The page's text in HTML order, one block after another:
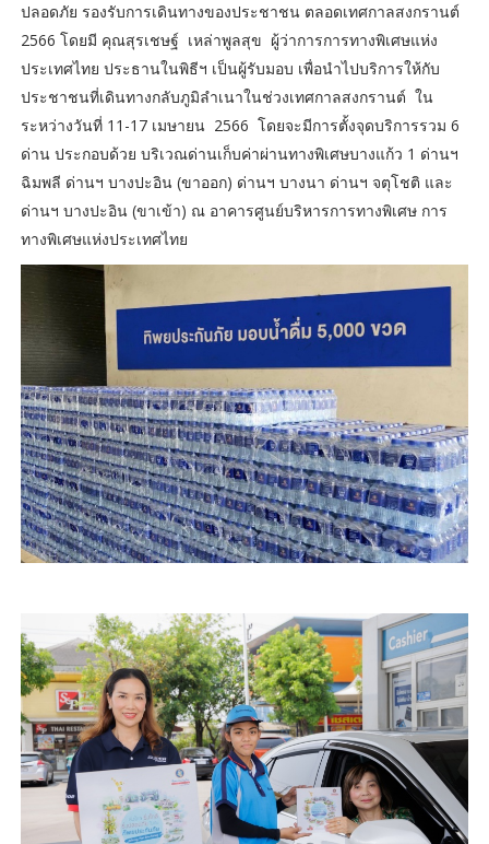
ปลอดภัย รองรับการเดินทางของประชาชน ตลอดเทศกาลสงกรานต์
2566 โดยมี คุณสุรเชษฐ์ เหล่าพูลสุข ผู้ว่าการการทางพิเศษแห่ง
ประเทศไทย ประธานในพิธีฯ เป็นผู้รับมอบ เพื่อนำไปบริการให้กับ
ประชาชนที่เดินทางกลับภูมิลำเนาในช่วงเทศกาลสงกรานต์ ใน
ระหว่างวันที่ 11-17 เมษายน 2566 โดยจะมีการตั้งจุดบริการรวม 6
ด่าน ประกอบด้วย บริเวณด่านเก็บค่าผ่านทางพิเศษบางแก้ว 1 ด่านฯ
ฉิมพลี ด่านฯ บางปะอิน (ขาออก) ด่านฯ บางนา ด่านฯ จตุโชติ และ
ด่านฯ บางปะอิน (ขาเข้า) ณ อาคารศูนย์บริหารการทางพิเศษ การ
ทางพิเศษแห่งประเทศไทย